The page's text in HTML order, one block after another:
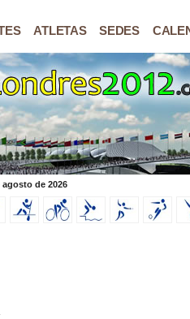
ATLETAS SEDES
de 2026